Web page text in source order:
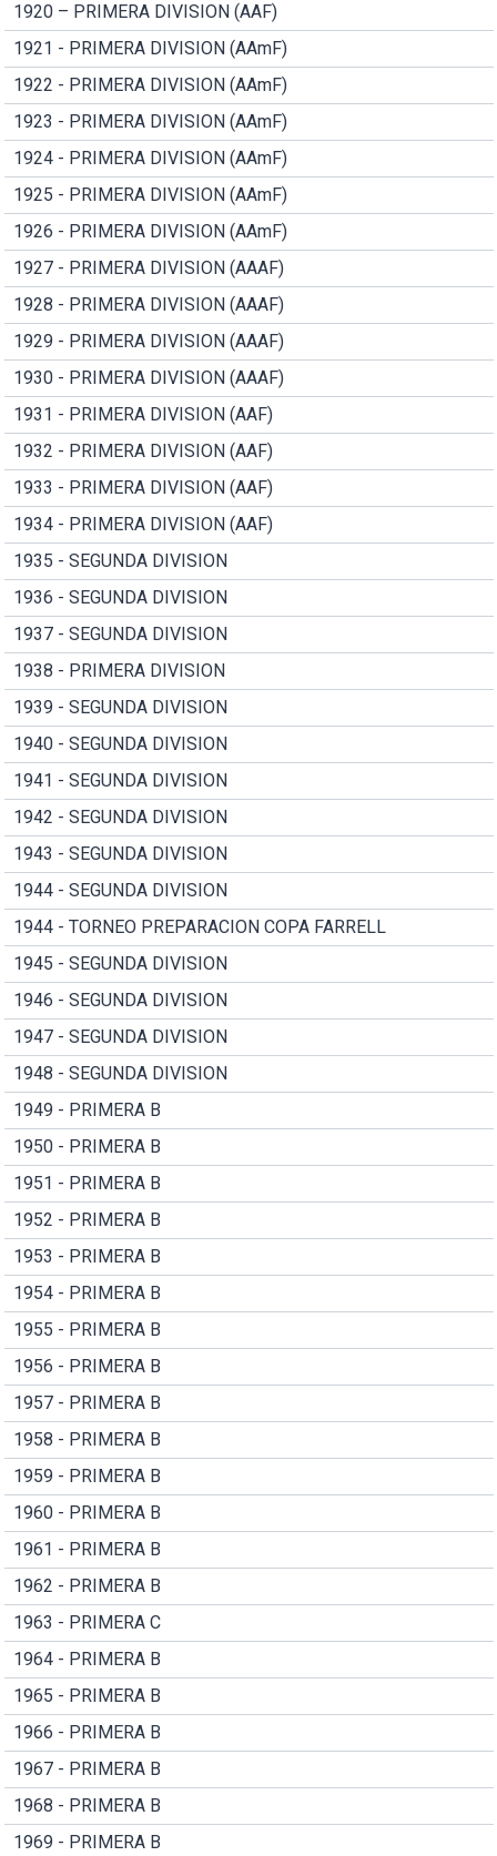
1920 – PRIMERA DIVISION (AAF)
1921 - PRIMERA DIVISION (AAmF)
1922 - PRIMERA DIVISION (AAmF)
1923 - PRIMERA DIVISION (AAmF)
1924 - PRIMERA DIVISION (AAmF)
1925 - PRIMERA DIVISION (AAmF)
1926 - PRIMERA DIVISION (AAmF)
1927 - PRIMERA DIVISION (AAAF)
1928 - PRIMERA DIVISION (AAAF)
1929 - PRIMERA DIVISION (AAAF)
1930 - PRIMERA DIVISION (AAAF)
1931 - PRIMERA DIVISION (AAF)
1932 - PRIMERA DIVISION (AAF)
1933 - PRIMERA DIVISION (AAF)
1934 - PRIMERA DIVISION (AAF)
1935 - SEGUNDA DIVISION
1936 - SEGUNDA DIVISION
1937 - SEGUNDA DIVISION
1938 - PRIMERA DIVISION
1939 - SEGUNDA DIVISION
1940 - SEGUNDA DIVISION
1941 - SEGUNDA DIVISION
1942 - SEGUNDA DIVISION
1943 - SEGUNDA DIVISION
1944 - SEGUNDA DIVISION
1944 - TORNEO PREPARACION COPA FARRELL
1945 - SEGUNDA DIVISION
1946 - SEGUNDA DIVISION
1947 - SEGUNDA DIVISION
1948 - SEGUNDA DIVISION
1949 - PRIMERA B
1950 - PRIMERA B
1951 - PRIMERA B
1952 - PRIMERA B
1953 - PRIMERA B
1954 - PRIMERA B
1955 - PRIMERA B
1956 - PRIMERA B
1957 - PRIMERA B
1958 - PRIMERA B
1959 - PRIMERA B
1960 - PRIMERA B
1961 - PRIMERA B
1962 - PRIMERA B
1963 - PRIMERA C
1964 - PRIMERA B
1965 - PRIMERA B
1966 - PRIMERA B
1967 - PRIMERA B
1968 - PRIMERA B
1969 - PRIMERA B